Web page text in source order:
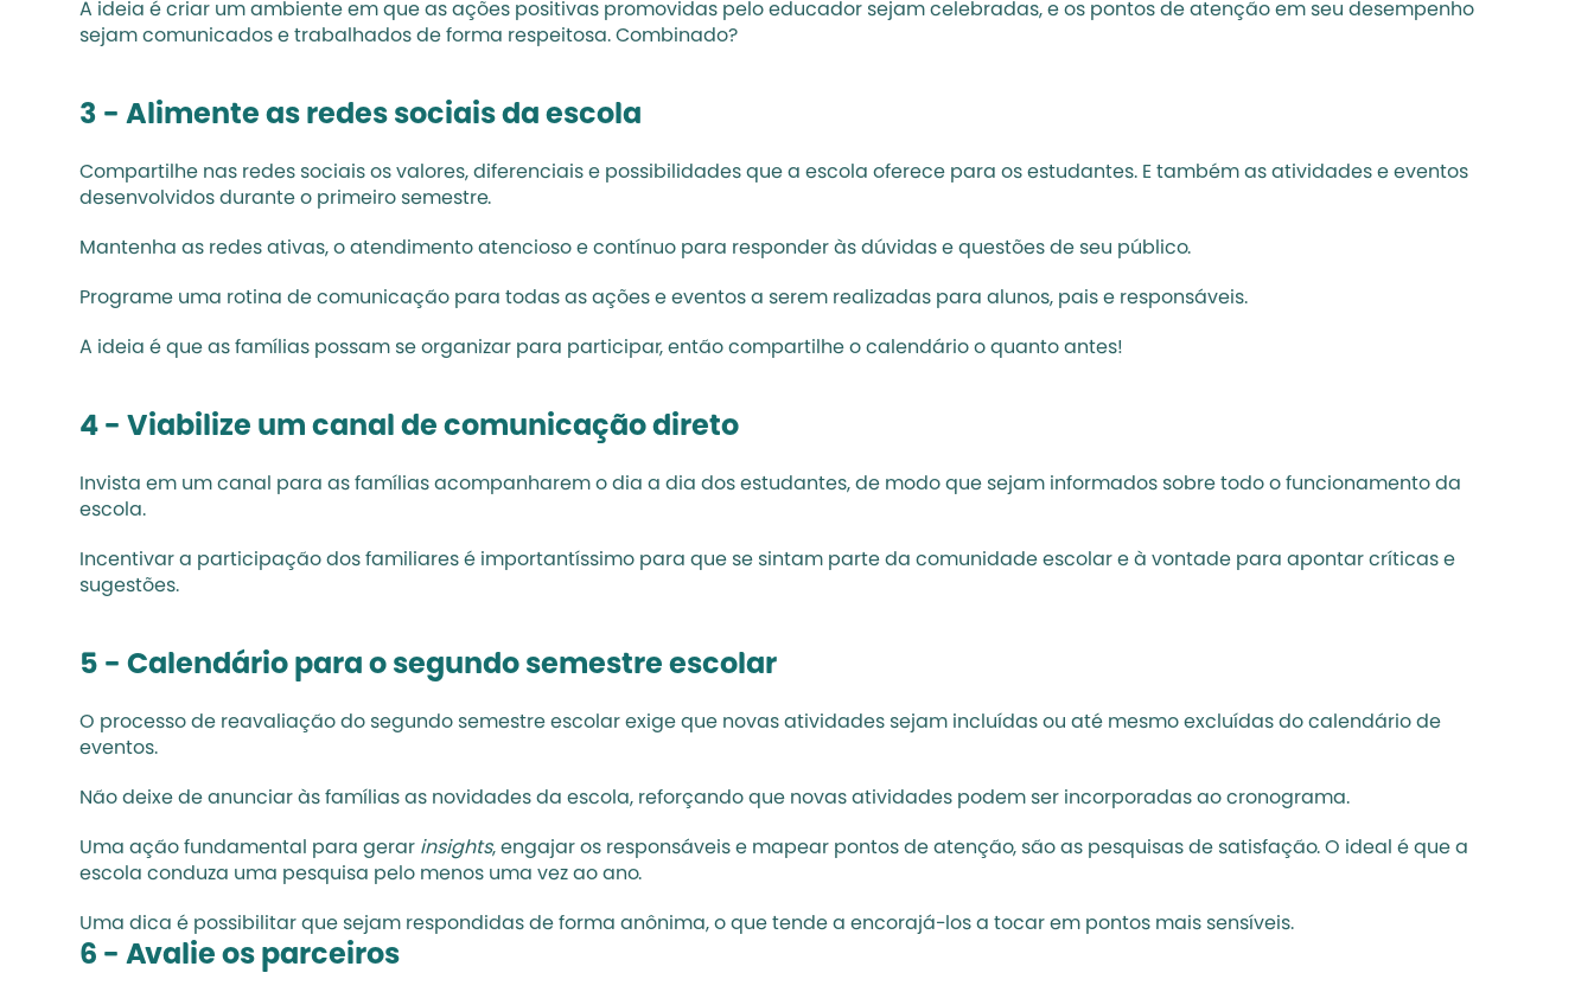
A ideia é criar um ambiente em que as ações positivas promovidas pelo educador sejam celebradas, e os pontos de atenção em seu desempenho
sejam comunicados e trabalhados de forma respeitosa. Combinado?
3 - Alimente as redes sociais da escola
Compartilhe nas redes sociais os valores, diferenciais e possibilidades que a escola oferece para os estudantes. E também as atividades e eventos
desenvolvidos durante o primeiro semestre.
Mantenha as redes ativas, o atendimento atencioso e contínuo para responder às dúvidas e questões de seu público.
Programe uma rotina de comunicação para todas as ações e eventos a serem realizadas para alunos, pais e responsáveis.
A ideia é que as famílias possam se organizar para participar, então compartilhe o calendário o quanto antes!
4 - Viabilize um canal de comunicação direto
Invista em um canal para as famílias acompanharem o dia a dia dos estudantes, de modo que sejam informados sobre todo o funcionamento da
escola.
Incentivar a participação dos familiares é importantíssimo para que se sintam parte da comunidade escolar e à vontade para apontar críticas e
sugestões.
5 - Calendário para o segundo semestre escolar
O processo de reavaliação do segundo semestre escolar exige que novas atividades sejam incluídas ou até mesmo excluídas do calendário de
eventos.
Não deixe de anunciar às famílias as novidades da escola, reforçando que novas atividades podem ser incorporadas ao cronograma.
Uma ação fundamental para gerar insights, engajar os responsáveis e mapear pontos de atenção, são as pesquisas de satisfação. O ideal é que a
escola conduza uma pesquisa pelo menos uma vez ao ano.
Uma dica é possibilitar que sejam respondidas de forma anônima, o que tende a encorajá-los a tocar em pontos mais sensíveis.
6 - Avalie os parceiros